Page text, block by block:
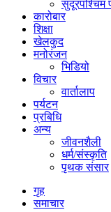
सुदूरपश्चिम
कारोबार
शिक्षा
खेलकुद
मनोरंजन
भिडियो
विचार
वार्तालाप
पर्यटन
प्रबिधि
अन्य
जीवनशैली
धर्म/संस्कृति
पृथक संसार
गृह
समाचार